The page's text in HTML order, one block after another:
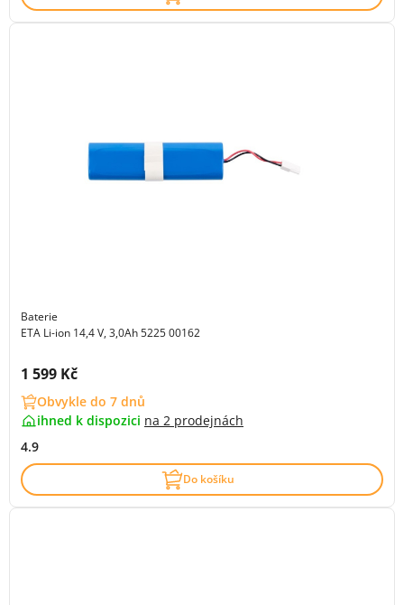
Baterie
ETA Li-ion 14,4 V, 3,0Ah 5225 00162
Cena s DPH:
1 599 Kč
Obvykle do 7 dnů
ihned k dispozici na 2 prodejnách
4.9
Do košíku